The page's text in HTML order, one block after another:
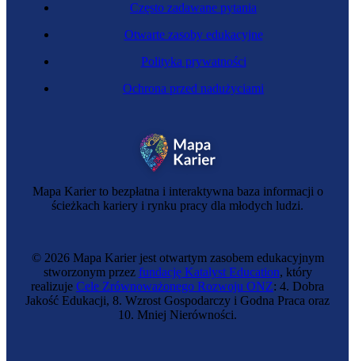
Mapa Karier to bezpłatna i interaktywna baza informacji o
ścieżkach kariery i rynku pracy dla młodych ludzi.
Często zadawane pytania
Otwarte zasoby edukacyjne
Polityka prywatności
Ochrona przed nadużyciami
© 2026 Mapa Karier jest otwartym zasobem edukacyjnym
stworzonym przez fundację Katalyst Education, który
realizuje Cele Zrównoważonego Rozwoju ONZ: 4. Dobra
Jakość Edukacji, 8. Wzrost Gospodarczy i Godna Praca oraz
10. Mniej Nierówności.